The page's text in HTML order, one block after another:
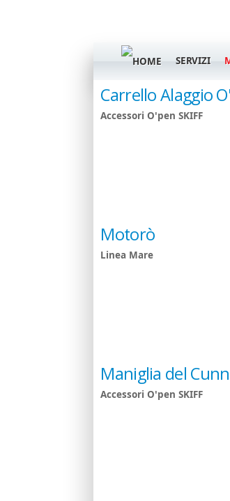
SERVIZI
Carrello Alaggio
Accessori O'pen SKIFF
Motorò
Linea Mare
Maniglia del
Accessori O'pen SKIFF